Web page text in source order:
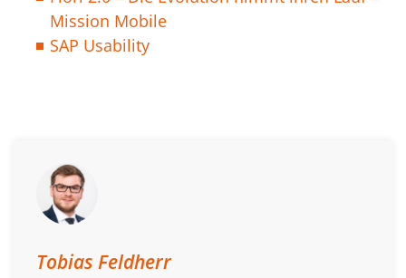
Mission Mobile
SAP Usability
Tobias Feldherr